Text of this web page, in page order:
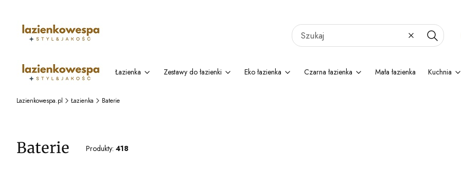
WyczyśćSzukaj
Łazienka Zestawy do łazienki Eko łazienka Czarna łazienka Mała łazienka Kuchnia
Lazienkowespa.pl Łazienka Baterie
Baterie Produkty: 418